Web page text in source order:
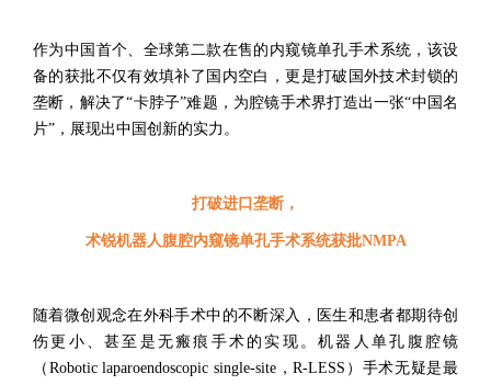
作为中国首个、全球第二款在售的内窥镜单孔手术系统 ， 该设
备的获批不仅有效填补了国内空白 ， 更是打破国外技术封锁的
垄断 ，解决了“卡脖子”难题 ， 为腔镜手术界打造出一张“中国名
片” ，展现出中国创新的实力 。
打破进口垄断，
术锐机器人腹腔内窥镜单孔手术系统获批NMPA
随着微创观念在外科手术中的不断深入 ，医生和患者都期待创
伤更小 、甚至是 无瘢痕手术的实现。机器人单孔腹腔镜
（ Robotic laparoendoscopic single-site ，R-LESS ）手术无疑是最